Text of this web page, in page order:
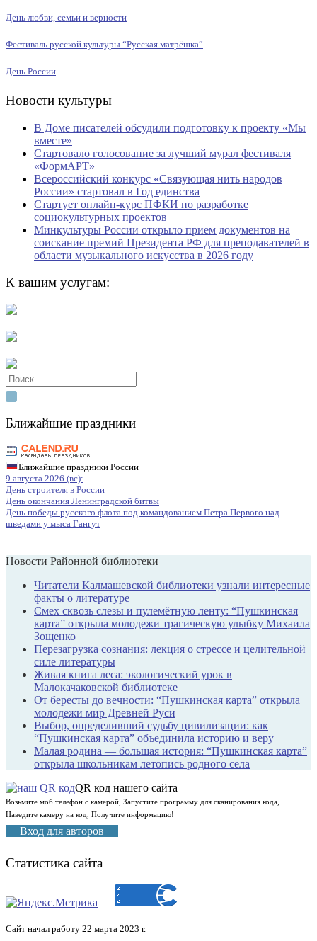
День любви, семьи и верности
Фестиваль русской культуры “Русская матрёшка”
День России
Новости культуры
В Доме писателей обсудили подготовку к проекту «Мы
вместе»
Стартовало голосование за лучший мурал фестиваля
«ФормАРТ»
Всероссийский конкурс «Связующая нить народов
России» стартовал в Год единства
Стартует онлайн-курс ПФКИ по разработке
социокультурных проектов
Минкультуры России открыло прием документов на
соискание премий Президента РФ для преподавателей в
области музыкального искусства в 2026 году
К вашим услугам:
Search
for:
Ближайшие праздники
Ближайшие праздники России
9 августа 2026 (вс):
День строителя в России
День окончания Ленинградской битвы
День победы русского флота под командованием Петра Первого над
шведами у мыса Гангут
Новости Районной библиотеки
Читатели Калмашевской библиотеки узнали интересные
факты о литературе
Смех сквозь слезы и пулемётную ленту: “Пушкинская
карта” открыла молодежи трагическую улыбку Михаила
Зощенко
Перезагрузка сознания: лекция о стрессе и целительной
силе литературы
Живая книга леса: экологический урок в
Малокачаковской библиотеке
От бересты до вечности: “Пушкинская карта” открыла
молодежи мир Древней Руси
Выбор, определивший судьбу цивилизации: как
“Пушкинская карта” объединила историю и веру
Малая родина — большая история: “Пушкинская карта”
открыла школьникам летопись родного села
QR код нашего сайта
Возьмите моб телефон с камерой, Запустите программу для сканирования кода,
Наведите камеру на код, Получите информацию!
Вход для авторов
Статистика сайта
Сайт начал работу 22 марта 2023 г.